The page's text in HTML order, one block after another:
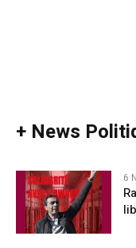
+ News
6